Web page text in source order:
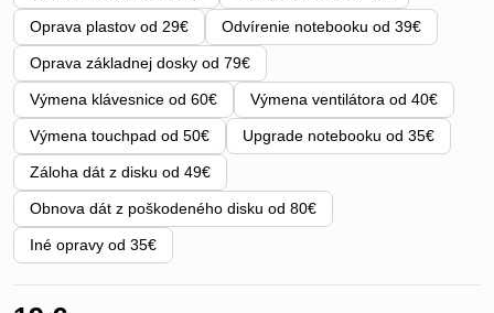
Oprava plastov od 29€ Odvírenie notebooku od 39€
Oprava základnej dosky od 79€
Výmena klávesnice od 60€ Výmena ventilátora od 40€
Výmena touchpad od 50€ Upgrade notebooku od 35€
Záloha dát z disku od 49€
Obnova dát z poškodeného disku od 80€
Iné opravy od 35€